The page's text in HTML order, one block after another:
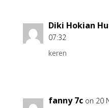
Diki Hokian
07:32
keren
fanny 7c on 20